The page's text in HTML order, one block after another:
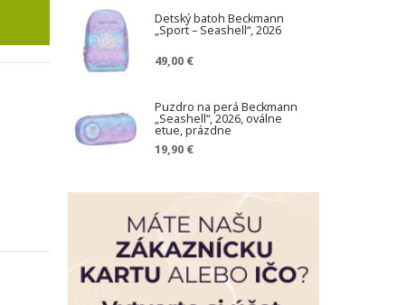
Detský batoh Beckmann
„Sport – Seashell“, 2026
49,00 €
Puzdro na perá Beckmann
„Seashell“, 2026, oválne
etue, prázdne
19,90 €